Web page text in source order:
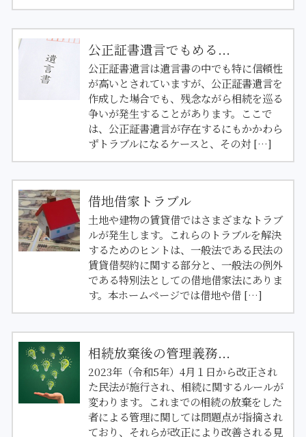
公正証書遺言でもめる...
公正証書遺言は遺言書の中でも特に信頼性
が高いとされていますが、公正証書遺言を
作成した場合でも、残念ながら相続を巡る
争いが発生することがあります。ここで
は、公正証書遺言が存在するにもかかわら
ずトラブルになるケースと、その対 […]
借地借家トラブル
土地や建物の賃貸借ではさまざまなトラブ
ルが発生します。これらのトラブルを解決
するためのヒントは、一般法である民法の
賃貸借契約に関する部分と、一般法の例外
である特別法としての借地借家法にありま
す。本ホームページでは借地や借 […]
相続放棄後の管理義務...
2023年（令和5年）4月１日から改正され
た民法が施行され、相続に関するルールが
変わります。これまでの相続の放棄をした
者による管理に関しては問題点が指摘され
ており、それらが改正により改善される見